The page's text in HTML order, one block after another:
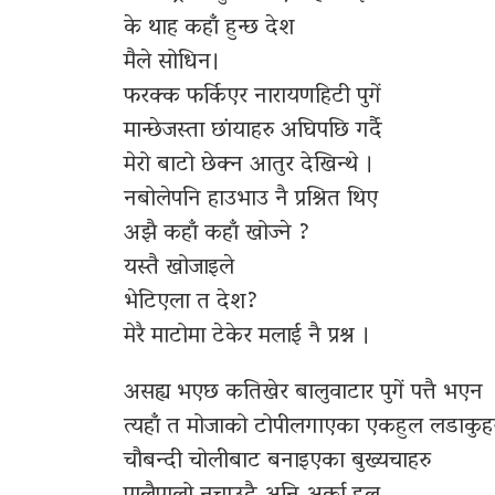
के थाह कहाँ हुन्छ देश
मैले सोधिन।
फरक्क फर्किएर नारायणहिटी पुगें
मान्छेजस्ता छांयाहरु अघिपछि गर्दै
मेरो बाटो छेक्न आतुर देखिन्थे ।
नबोलेपनि हाउभाउ नै प्रश्नित थिए
अझै कहाँ कहाँ खोज्ने ?
यस्तै खोजाइले
भेटिएला त देश?
मेरै माटोमा टेकेर मलाई नै प्रश्न ।
असह्य भएछ कतिखेर बालुवाटार पुगें पत्तै भएन
त्यहाँ त मोजाको टोपीलगाएका एकहुल
चौबन्दी चोलीबाट बनाइएका बुख्यचाहरु